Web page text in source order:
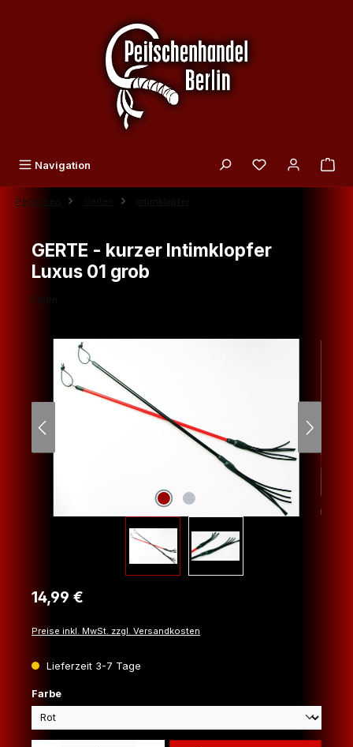
Navigation Du hast 0
Peitschen
GERTE - kurzer Intimklopfer
Luxus 01 grob
Eigen
Bildergalerie überspringen
Regulärer Preis:
14,99 €
Preise inkl. MwSt. zzgl. Versandkosten
Lieferzeit 3-7 Tage
Farbeauswählen